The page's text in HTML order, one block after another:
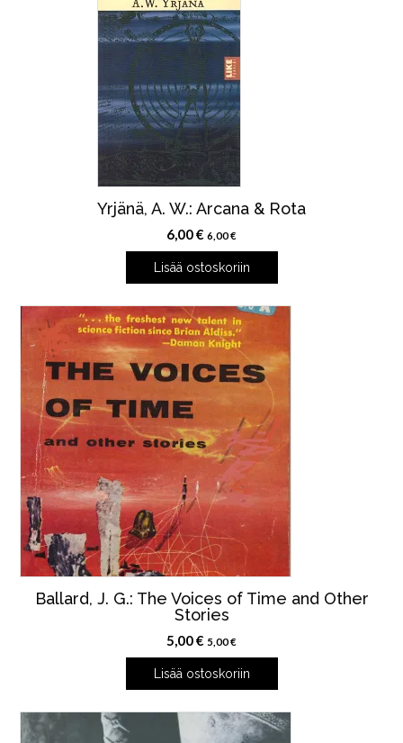
Yrjänä, A. W.: Arcana & Rota
6,00€ 6,00€
Lisää ostoskoriin
Ballard, J. G.: The Voices of Time and Other
Stories
5,00€ 5,00€
Lisää ostoskoriin